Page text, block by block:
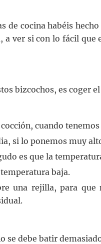
de cocina habéis
a ver si con lo fácil
bizcochos, es coger
cuando
si lo ponemos muy
es que la
baja.
una rejilla, para
se debe batir